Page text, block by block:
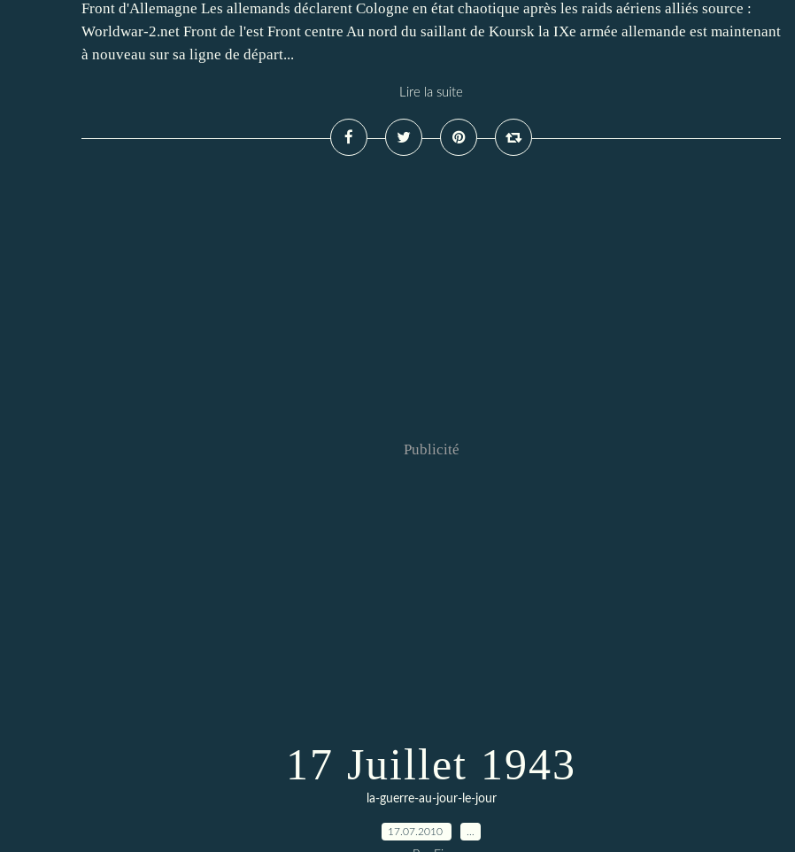
Front d'Allemagne Les allemands déclarent Cologne en état chaotique après les raids aériens alliés source :
Worldwar-2.net Front de l'est Front centre Au nord du saillant de Koursk la IXe armée allemande est maintenant
à nouveau sur sa ligne de départ...
Lire la suite
Publicité
17 Juillet 1943
la-guerre-au-jour-le-jour
17.07.2010